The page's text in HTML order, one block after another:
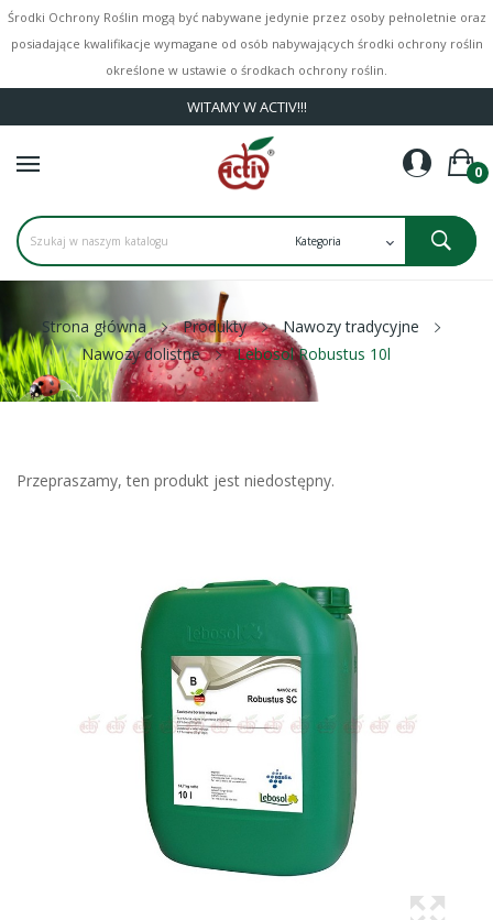
Środki Ochrony Roślin mogą być nabywane jedynie przez osoby pełnoletnie oraz
posiadające kwalifikacje wymagane od osób nabywających środki ochrony roślin
określone w ustawie o środkach ochrony roślin.
WITAMY W ACTIV!!!
0
Strona główna Produkty
Nawozy tradycyjne
Nawozy dolistne
Lebosol Robustus 10l
Przepraszamy, ten produkt jest niedostępny.